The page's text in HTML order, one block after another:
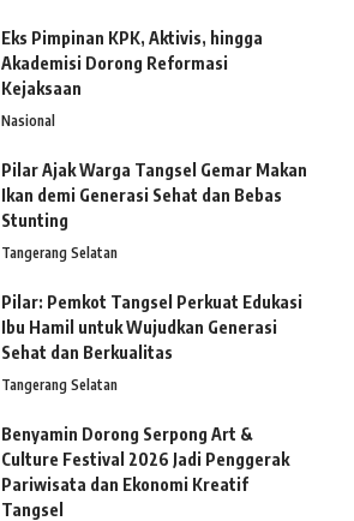
Eks Pimpinan KPK, Aktivis, hingga
Akademisi Dorong Reformasi
Kejaksaan
Nasional
Pilar Ajak Warga Tangsel Gemar Makan
Ikan demi Generasi Sehat dan Bebas
Stunting
Tangerang Selatan
Pilar: Pemkot Tangsel Perkuat Edukasi
Ibu Hamil untuk Wujudkan Generasi
Sehat dan Berkualitas
Tangerang Selatan
Benyamin Dorong Serpong Art &
Culture Festival 2026 Jadi Penggerak
Pariwisata dan Ekonomi Kreatif
Tangsel